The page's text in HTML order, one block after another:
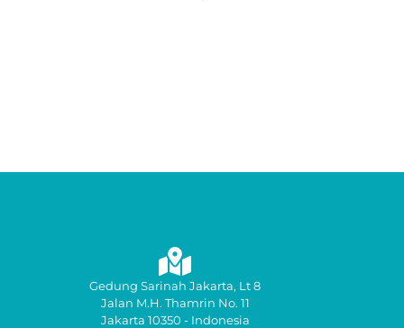
Gedung Sarinah Jakarta, Lt 8
Jalan M.H. Thamrin No. 11
Jakarta 10350 - Indonesia